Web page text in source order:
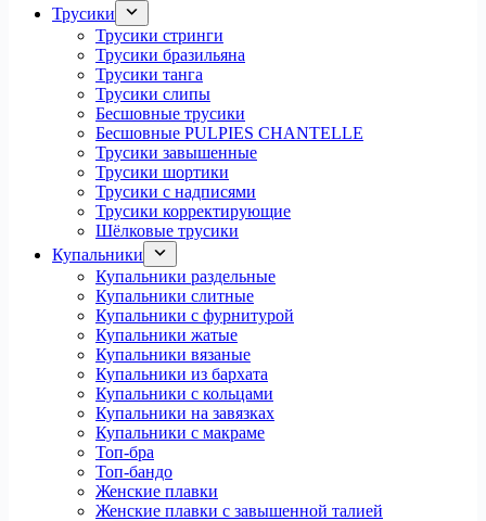
Трусики
Трусики стринги
Трусики бразильяна
Трусики танга
Трусики слипы
Бесшовные трусики
Бесшовные PULPIES CHANTELLE
Трусики завышенные
Трусики шортики
Трусики с надписями
Трусики корректирующие
Шёлковые трусики
Купальники
Купальники раздельные
Купальники слитные
Купальники с фурнитурой
Купальники жатые
Купальники вязаные
Купальники из бархата
Купальники с кольцами
Купальники на завязках
Купальники с макраме
Топ-бра
Топ-бандо
Женские плавки
Женские плавки с завышенной талией